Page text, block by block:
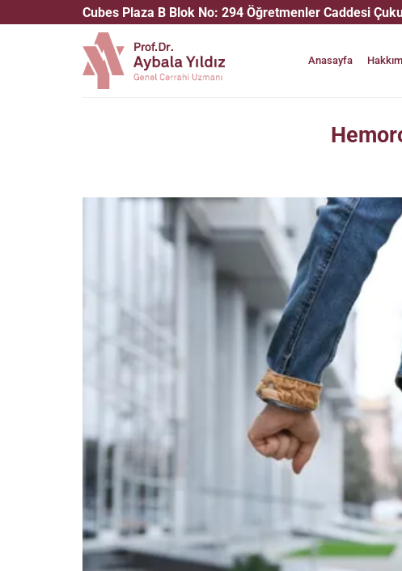
atla
Cubes Plaza B Blok No: 294 Öğretmenler Caddesi
Anasayfa